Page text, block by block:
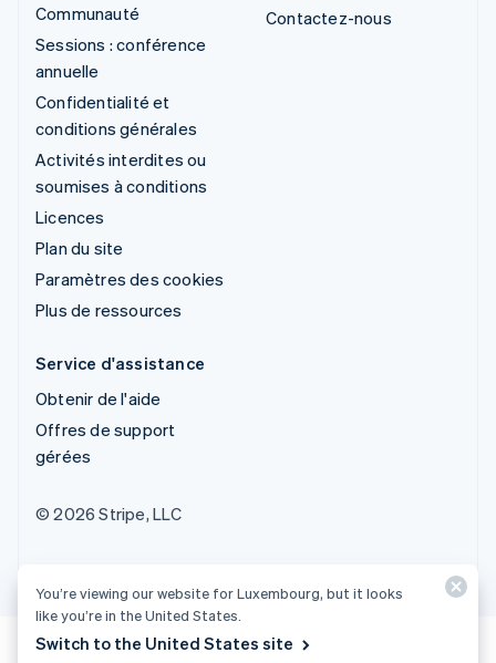
Communauté
Sessions : conférence
annuelle
Confidentialité et
conditions générales
Activités interdites ou
soumises à conditions
Licences
Plan du site
Paramètres des cookies
Plus de ressources
Contactez-nous
Service d'assistance
Obtenir de l'aide
Offres de support
gérées
© 2026 Stripe, LLC
You’re viewing our website for Luxembourg, but it looks
like you’re in the United States.
Switch to the United States site